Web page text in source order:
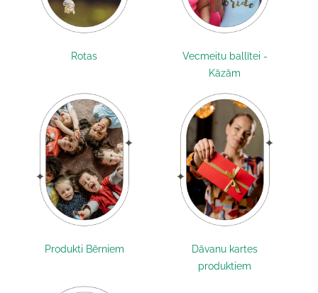
Rotas
Vecmeitu ballītei -
Kāzām
Produkti Bērniem
Dāvanu kartes
produktiem